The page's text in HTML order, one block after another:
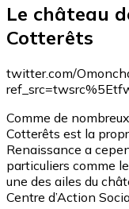
Le château
Cotterêts
twitter.com/
Comme de
Cotterêts est la
Renaissance a
particuliers comme
une des ailes du
Centre d’Action